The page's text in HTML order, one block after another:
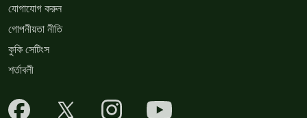
যোগাযোগ করুন
গোপনীয়তা নীতি
কুকি সেটিংস
শর্তাবলী